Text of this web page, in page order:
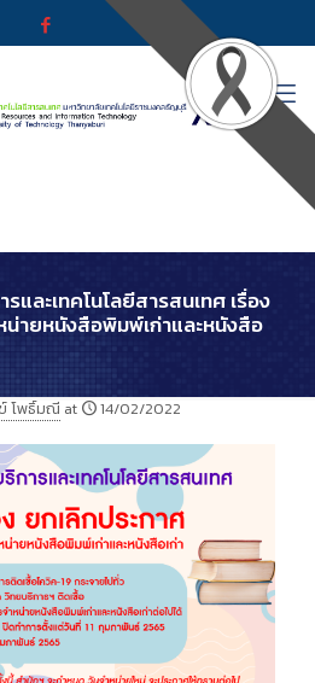
และเทคโนโลยีสารสนเทศ เรื่อง
น่ายหนังสือพิมพ์เก่าและหนังสือ
โพธิ์มณี at 14/02/2022